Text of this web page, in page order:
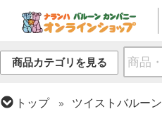
商品カテゴリを見る
トップ ツイストバルーン